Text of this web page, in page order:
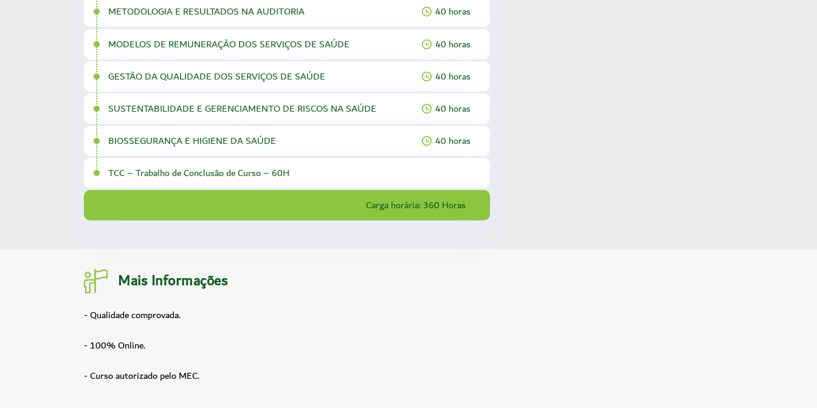
METODOLOGIA E RESULTADOS NA AUDITORIA 40 horas
MODELOS DE REMUNERAÇÃO DOS SERVIÇOS DE SAÚDE 40 horas
GESTÃO DA QUALIDADE DOS SERVIÇOS DE SAÚDE 40 horas
SUSTENTABILIDADE E GERENCIAMENTO DE RISCOS NA SAÚDE 40 horas
BIOSSEGURANÇA E HIGIENE DA SAÚDE 40 horas
TCC – Trabalho de Conclusão de Curso – 60H
Carga horária: 360 Horas
Mais Informações
- Qualidade comprovada.
- 100% Online.
- Curso autorizado pelo MEC.